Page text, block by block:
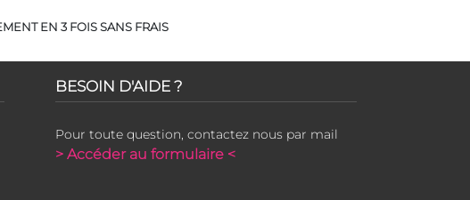
EN 3 FOIS SANS FRAIS
BESOIN D'AIDE ?
Pour toute question, contactez nous par mail
> Accéder au formulaire <